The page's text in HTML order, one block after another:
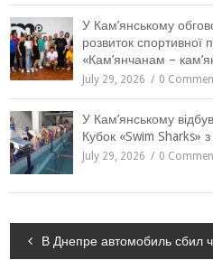
У Кам’янському
розвиток спортивної
«Кам’янчанам –
July 29, 2026 0
У Кам’янському
Кубок «Swim Sharks»
July 29, 2026 0
Навігація